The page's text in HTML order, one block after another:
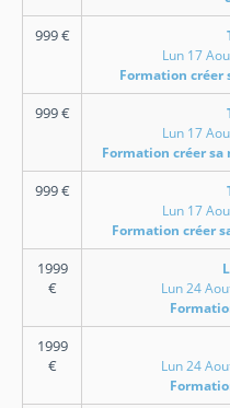
999€
Lun 17
Formation créer
999€
Lun 17
Formation créer
999€
Lun 17
Formation créer
1999
€
Lun 24
1999
€
Lun 24